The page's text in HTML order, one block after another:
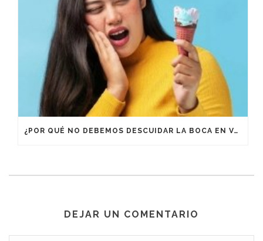
¿POR QUÉ NO DEBEMOS DESCUIDAR LA BOCA EN VACACIONES?
DEJAR UN COMENTARIO